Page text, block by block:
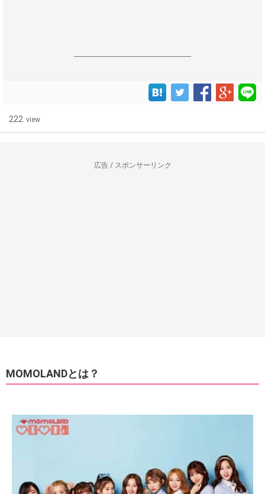
------------------------------------------------------------------
222 view
広告 / スポンサーリンク
MOMOLANDとは？